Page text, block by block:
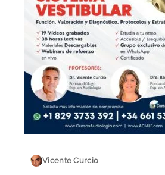
Vicente Curcio